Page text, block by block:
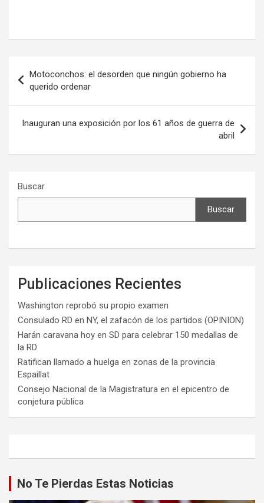
de
entradas
Motoconchos: el desorden que ningún gobierno ha
querido ordenar
Inauguran una exposición por los 61 años de guerra de
abril
Buscar
Buscar
Publicaciones Recientes
Washington reprobó su propio examen
Consulado RD en NY, el zafacón de los partidos (OPINION)
Harán caravana hoy en SD para celebrar 150 medallas de
la RD
Ratifican llamado a huelga en zonas de la provincia
Espaillat
Consejo Nacional de la Magistratura en el epicentro de
conjetura pública
No Te Pierdas Estas Noticias